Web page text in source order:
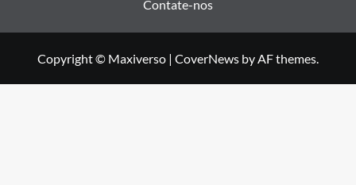
Contate-nos
Copyright © Maxiverso | CoverNews by AF themes.